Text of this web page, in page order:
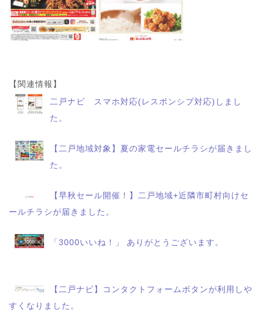
【関連情報】
二戸ナビ スマホ対応(レスポンシブ対応)しまし
た。
【二戸地域対象】夏の家電セールチラシが届きまし
た。
【早秋セール開催！】二戸地域+近隣市町村向けセ
ールチラシが届きました。
「3000いいね！」 ありがとうございます。
【二戸ナビ】コンタクトフォームボタンが利用しや
すくなりました。